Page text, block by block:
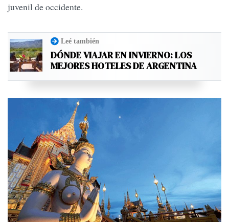
juvenil de occidente.
Leé también
DÓNDE VIAJAR EN INVIERNO: LOS
MEJORES HOTELES DE ARGENTINA